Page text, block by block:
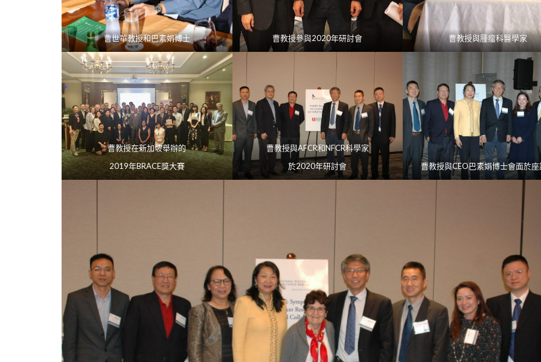
曹世華教授和巴素娟博士 曹教授參與2020年研討會 曹教授與腫瘤科醫學家
曹教授在新加坡舉辦的
2019年BRACE獎大賽
曹教授與AFCR和NFCR科學家
於2020年研討會
曹教授與CEO巴素娟博士會面於